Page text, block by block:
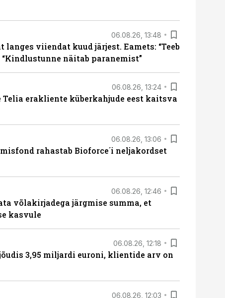
06.08.26, 13:48
viiendat kuud järjest. Eamets: “Teeb
näitab paranemist”
06.08.26, 13:24
erakliente küberkahjude eest kaitsva
06.08.26, 13:06
rahastab Bioforce´i neljakordset
06.08.26, 12:46
võlakirjadega järgmise summa, et
kasvule
06.08.26, 12:18
3,95 miljardi euroni, klientide arv on
06.08.26, 12:03